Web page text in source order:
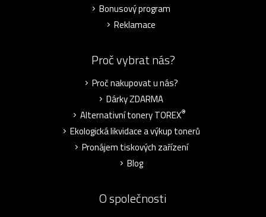
Bonusový program
Reklamace
Proč vybrat nás?
Proč nakupovat u nás?
Dárky ZDARMA
Alternativní tonery TOREX®
Ekologická likvidace a výkup tonerů
Pronájem tiskových zařízení
Blog
O společnosti